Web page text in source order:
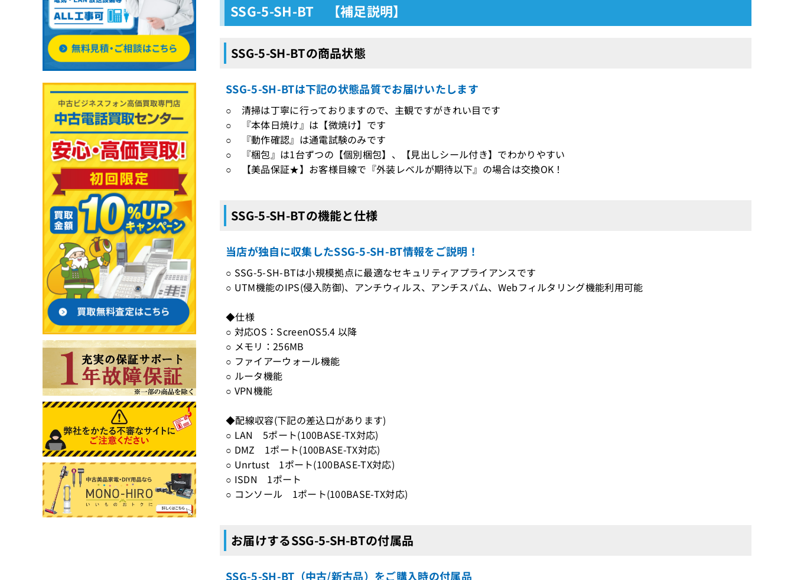
SSG-5-SH-BT 【補足説明】
SSG-5-SH-BTの商品状態
SSG-5-SH-BTは下記の状態品質でお届けいたします
○ 清掃は丁寧に行っておりますので、主観ですがきれい目です
○ 『本体日焼け』は【微焼け】です
○ 『動作確認』は通電試験のみです
○ 『梱包』は1台ずつの【個別梱包】、【見出しシール付き】でわかりやすい
○ 【美品保証★】お客様目線で『外装レベルが期待以下』の場合は交換OK！
SSG-5-SH-BTの機能と仕様
当店が独自に収集したSSG-5-SH-BT情報をご説明！
○ SSG-5-SH-BTは小規模拠点に最適なセキュリティアプライアンスです
○ UTM機能のIPS(侵入防御)、アンチウィルス、アンチスパム、Webフィルタリング機能利用可能
◆仕様
○ 対応OS：ScreenOS5.4 以降
○ メモリ：256MB
○ ファイアーウォール機能
○ ルータ機能
○ VPN機能
◆配線収容(下記の差込口があります)
○ LAN 5ポート(100BASE-TX対応)
○ DMZ 1ポート(100BASE-TX対応)
○ Unrtust 1ポート(100BASE-TX対応)
○ ISDN 1ポート
○ コンソール 1ポート(100BASE-TX対応)
お届けするSSG-5-SH-BTの付属品
SSG-5-SH-BT（中古/新古品）をご購入時の付属品